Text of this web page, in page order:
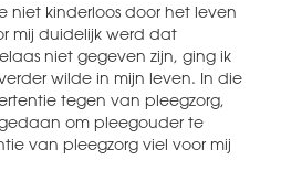
niet kinderloos door het leven
mij duidelijk werd dat
niet gegeven zijn, ging ik
wilde in mijn leven. In die
tegen van pleegzorg,
om pleegouder te
van pleegzorg viel voor mij